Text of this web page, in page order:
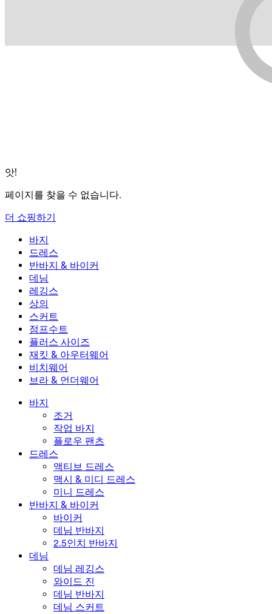
앗!
페이지를 찾을 수 없습니다.
더 쇼핑하기
바지
바지
조거
작업 바지
플로우 팬츠
드레스
드레스
액티브 드레스
맥시 & 미디 드레스
미니 드레스
반바지 & 바이커
반바지 & 바이커
바이커
데님 반바지
2.5인치 반바지
데님
데님
데님 레깅스
와이드 진
데님 반바지
데님 스커트
레깅스
레깅스
데님 레깅스
힙업 레깅스
요가 레깅스
상의
상의
스포츠 브라
티셔츠
스커트
스커트
액티브 스커트
미니 스커트
맥시 & 미디 스커트
점프수트
점프수트
오버롤
롬퍼
플러스 사이즈
플러스 사이즈
플러스 사이즈 하의
플러스 사이즈 상의
플러스 사이즈 드레스
재킷 & 아우터웨어
재킷 & 아우터웨어
재킷 & 아우터웨어
아우터웨어
비치웨어
비치웨어
수영복 상의
수영복 세트
브라 & 언더웨어
브라 & 언더웨어
언더웨어
바지
조거
작업 바지
플로우 팬츠
드레스
액티브 드레스
맥시 & 미디 드레스
미니 드레스
반바지 & 바이커
바이커
데님 반바지
2.5인치 반바지
데님
데님 레깅스
와이드 진
데님 반바지
데님 스커트